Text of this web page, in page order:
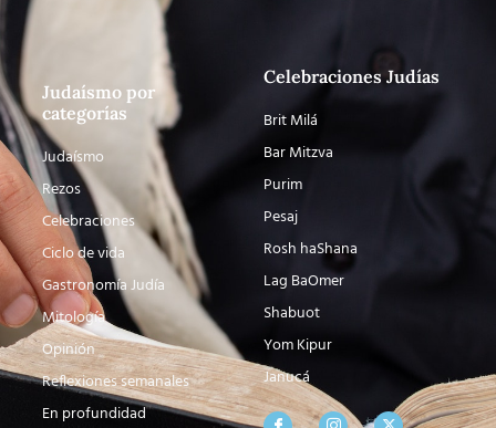
Judaísmo por
categorías
Judaísmo
Rezos
Celebraciones
Ciclo de vida
Gastronomía Judía
Mitología
Opinión
Reflexiones semanales
En profundidad
Celebraciones Judías
Brit Milá
Bar Mitzva
Purim
Pesaj
Rosh haShana
Lag BaOmer
Shabuot
Yom Kipur
Janucá